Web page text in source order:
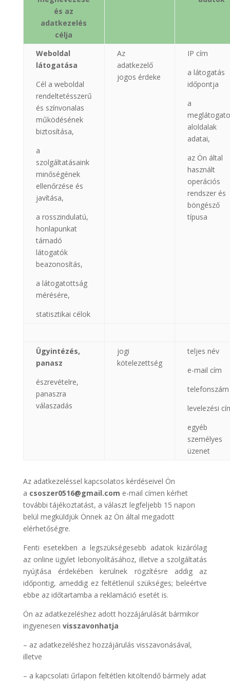
és az
adatkezelés
célja
Weboldal
látogatása
Cél a weboldal
rendeltetésszerű
és színvonalas
működésének
biztosítása,
a
szolgáltatásaink
minőségének
ellenőrzése és
javítása,
a rosszindulatú,
honlapunkat
támadó
látogatók
beazonosítás,
a látogatottság
mérésére,
statisztikai célok
Az
adatkezelő
jogos érdeke
IP cím
a látogatás
időpontja
a
aloldalak
adatai,
az Ön által
használt
operációs
rendszer és
böngésző
típusa
Ügyintézés,
panasz
észrevételre,
panaszra
válaszadás
jogi
kötelezettség
teljes név
e-mail cím
telefonszám
levelezési
egyéb
személyes
üzenet
Az adatkezeléssel kapcsolatos kérdéseivel Ön
a csoszer0516@gmail.com e-mail címen kérhet
további tájékoztatást, a választ legfeljebb 15 napon
belül megküldjük Önnek az Ön által megadott
elérhetőségre.
Fenti esetekben a legszükségesebb adatok kizárólag
az online ügylet lebonyolításához, illetve a szolgáltatás
nyújtása érdekében kerülnek rögzítésre addig az
időpontig, ameddig ez feltétlenül szükséges; beleértve
ebbe az időtartamba a reklamáció esetét is.
Ön az adatkezeléshez adott hozzájárulását bármikor
ingyenesen visszavonhatja
– az adatkezeléshez hozzájárulás visszavonásával,
illetve
– a kapcsolati űrlapon feltétlen kitöltendő bármely adat